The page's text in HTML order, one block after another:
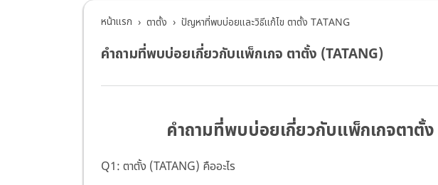
หน้าแรก ตาตั้ง ปัญหาที่พบบ่อยและวิธีแก้ไข ตาตั้ง TATANG
คำถามที่พบบ่อยเกี่ยวกับแพ็กเกจ ตาตั้ง (TATANG)
คำถามที่พบบ่อยเกี่ยวกับแพ็กเกจตาตั้ง
Q1: ตาตั้ง (TATANG) คืออะไร